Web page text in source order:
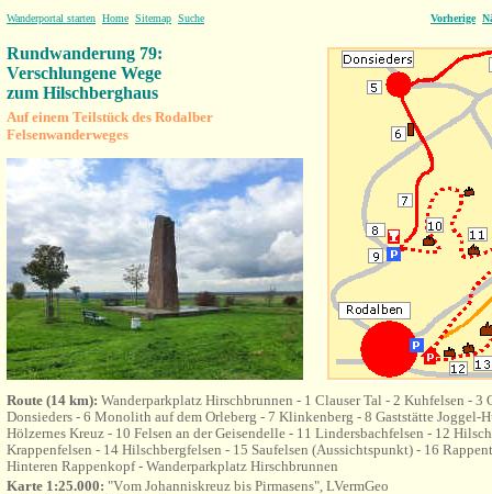
Wanderportal starten Home Sitemap Suche Vorherige
Rundwanderung 79:
Verschlungene Wege
zum Hilschberghaus
Auf einem Teilstück des Rodalber
Felsenwanderweges
Route (14 km): Wanderparkplatz Hirschbrunnen - 1 Clauser Tal - 2 Kuhfelsen - 3
Donsieders - 6 Monolith auf dem Orleberg - 7 Klinkenberg - 8 Gaststätte Joggel-
Hölzernes Kreuz - 10 Felsen an der Geisendelle - 11 Lindersbachfelsen - 12
Krappenfelsen - 14 Hilschbergfelsen - 15 Saufelsen (Aussichtspunkt) - 16
Hinteren Rappenkopf - Wanderparkplatz Hirschbrunnen
Karte 1:25.000: "Vom Johanniskreuz bis Pirmasens", LVermGeo